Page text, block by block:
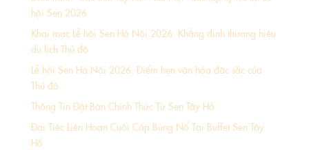
hội Sen 2026
Khai mạc Lễ hội Sen Hà Nội 2026: Khẳng định thương hiệu
du lịch Thủ đô
Lễ hội Sen Hà Nội 2026: Điểm hẹn văn hóa đặc sắc của
Thủ đô
Thông Tin Đặt Bàn Chính Thức Từ Sen Tây Hồ
Đại Tiệc Liên Hoan Cuối Cấp Bùng Nổ Tại Buffet Sen Tây
Hồ